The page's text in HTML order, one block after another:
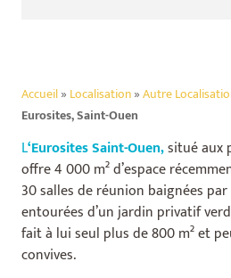
Accueil» Localisation»Autre
Eurosites, Saint-Ouen
L‘Eurosites Saint-Ouen,situé aux
offre 4 000 m² d’espace
30 salles de réunion baignées
entourées d’un jardin privatif
fait à lui seul plus de 800 m² et
convives.